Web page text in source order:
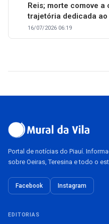
Reis; morte comove
trajetória dedicada
16/07/2026 06:19
Portal de notícias do Piauí.
sobre Oeiras, Teresina e todo o
Facebook Instagram
EDITORIAS